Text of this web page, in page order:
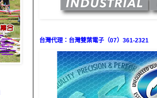
台灣代理：台灣雙葉電子（07）361-2321